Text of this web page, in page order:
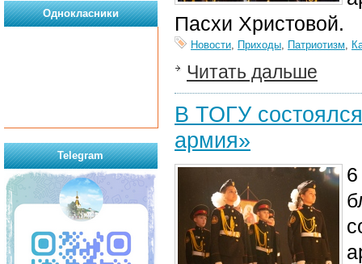
Пасхи Христовой.
Новости, Приходы, Патриотизм,
Читать дальше
В ТОГУ
армия»
Однокласники
Telegram